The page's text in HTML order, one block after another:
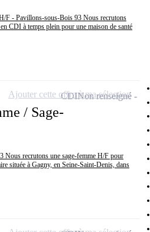
F - Pavillons-sous-Bois 93 Nous recrutons
CDI à temps plein pour une maison de santé
/ Sage-
Nous recrutons une sage-femme H/F pour
située à Gagny, en Seine-Saint-Denis, dans
CDINon renseigné
Ajouter cette offre à ma sélection